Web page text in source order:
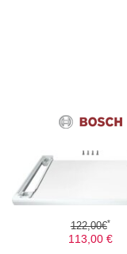
122,00€*
113,00 €